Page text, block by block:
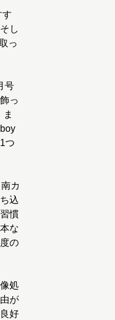
す
し
っ
号
っ
つ
カ
込
慣
な
の
処
が
好